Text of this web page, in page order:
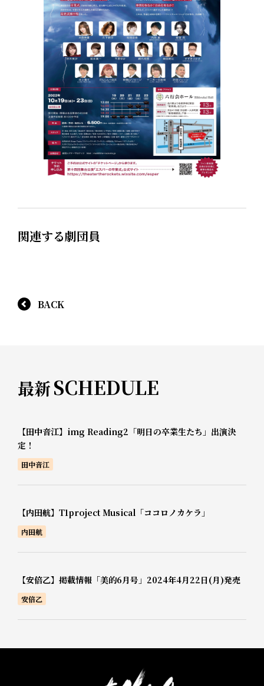
関連する劇団員
BACK
最新SCHEDULE
【田中音江】img Reading2「明日の卒業生たち」出演決
定！
田中音江
【内田航】T1project Musical「ココロノカケラ」
内田航
【安倍乙】掲載情報「美的6月号」2024年4月22日(月)発売
安倍乙